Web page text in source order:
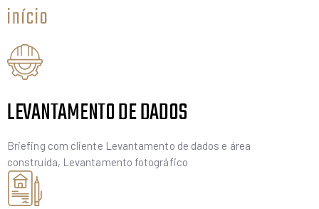
início
LEVANTAMENTO DE DADOS
Briefing com cliente Levantamento de dados e área
construída, Levantamento fotográfico